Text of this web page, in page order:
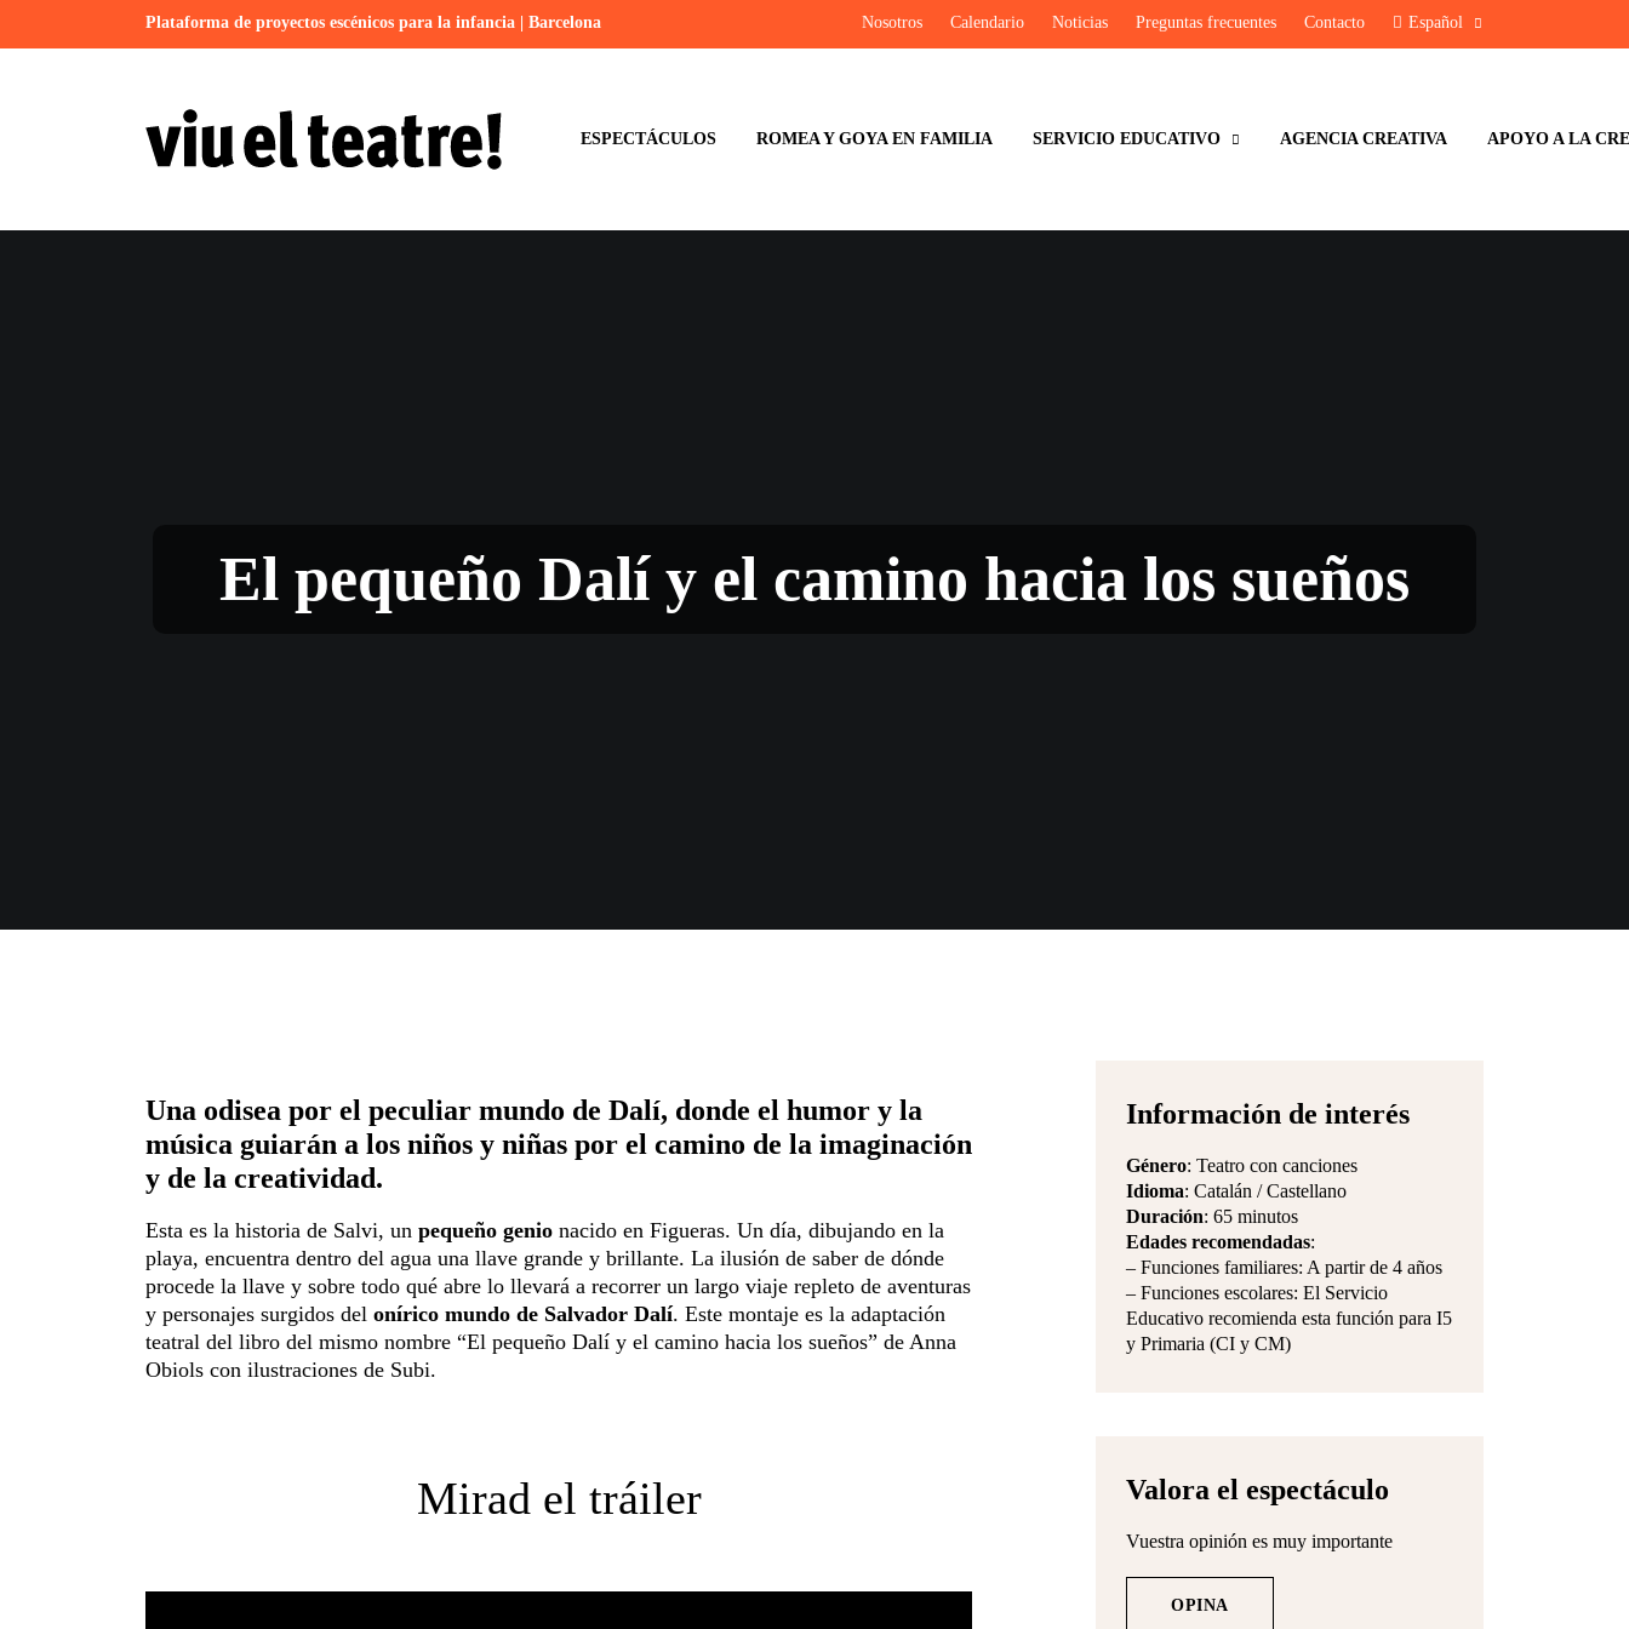
Plataforma de proyectos escénicos para la infancia | Barcelona Nosotros Calendario Noticias Preguntas frecuentes Contacto Español
ESPECTÁCULOS ROMEA Y GOYA EN FAMILIA SERVICIO EDUCATIVO AGENCIA CREATIVA APOYO A LA
El pequeño Dalí y el camino hacia los sueños
Una odisea por el peculiar mundo de Dalí, donde el humor y la
música guiarán a los niños y niñas por el camino de la imaginación
y de la creatividad.
Esta es la historia de Salvi, un pequeño genio nacido en Figueras. Un día, dibujando en la
playa, encuentra dentro del agua una llave grande y brillante. La ilusión de saber de dónde
procede la llave y sobre todo qué abre lo llevará a recorrer un largo viaje repleto de aventuras
y personajes surgidos del onírico mundo de Salvador Dalí. Este montaje es la adaptación
teatral del libro del mismo nombre “El pequeño Dalí y el camino hacia los sueños” de Anna
Obiols con ilustraciones de Subi.
Mirad el tráiler
Información de interés
Género: Teatro con canciones
Idioma: Catalán / Castellano
Duración: 65 minutos
Edades recomendadas:
– Funciones familiares: A partir de 4 años
– Funciones escolares: El Servicio
Educativo recomienda esta función para I5
y Primaria (CI y CM)
Valora el espectáculo
Vuestra opinión es muy importante
OPINA